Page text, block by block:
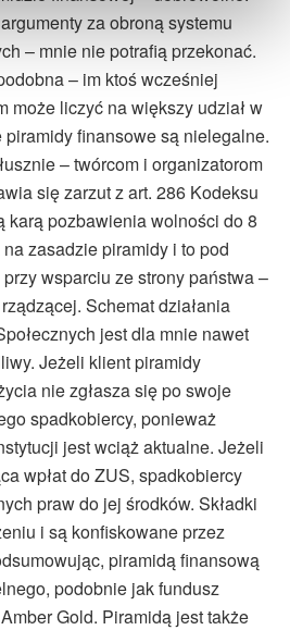
za obroną systemu
– mnie nie potrafią przekonać.
– im ktoś wcześniej
może liczyć na większy udział w
finansowe są nielegalne.
– twórcom i organizatorom
się zarzut z art. 286 Kodeksu
karą pozbawienia wolności do 8
zasadzie piramidy i to pod
wsparciu ze strony państwa –
Schemat działania
jest dla mnie nawet
Jeżeli klient piramidy
nie zgłasza się po swoje
spadkobiercy, ponieważ
jest wciąż aktualne. Jeżeli
wpłat do ZUS, spadkobiercy
praw do jej środków. Składki
i są konfiskowane przez
piramidą finansową
podobnie jak fundusz
Gold. Piramidą jest także